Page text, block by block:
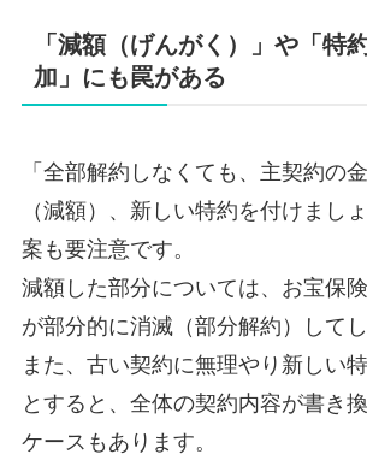
「減額（げんがく）」や「特
加」にも罠がある
「全部解約しなくても、主契約の
（減額）、新しい特約を付けまし
案も要注意です。
減額した部分については、お宝保
が部分的に消滅（部分解約）してし
また、古い契約に無理やり新しい
とすると、全体の契約内容が書き
ケースもあります。